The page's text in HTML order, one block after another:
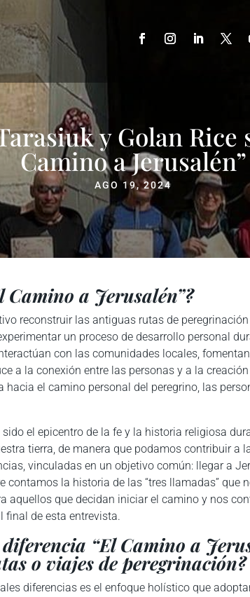
y Golan Rice
Camino a Jerusalén”
AGO 19, 2024
a Jerusalén”?
reconstruir las antiguas rutas de
un proceso de desarrollo personal
con las comunidades locales,
a la conexión entre las personas y a la
el camino personal del peregrino, las
el epicentro de la fe y la historia religiosa
tierra, de manera que podamos contribuir a
vinculadas en un objetivo común: llegar a
contamos la historia de las “tres llamadas” que
aquellos que decidan iniciar el camino y nos
final de esta entrevista.
diferencia “El Camino a
o viajes de peregrinación?
diferencias es el enfoque holístico que